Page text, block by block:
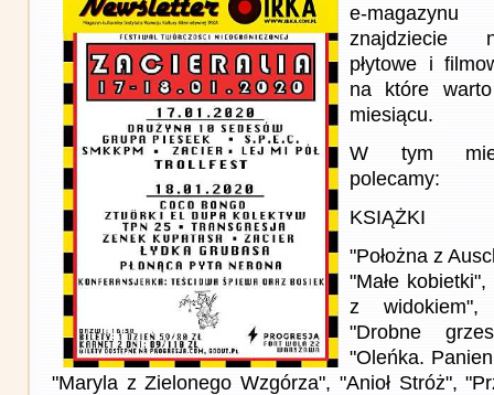
e-
znajdziecie
płytowe i
na które
miesiącu.
W tym
polecamy:
KSIĄŻKI
"Położna z
"Małe
z widokiem",
"Drobne
"Oleńka.
"Maryla z Zielonego Wzgórza", "Anioł Stróż",